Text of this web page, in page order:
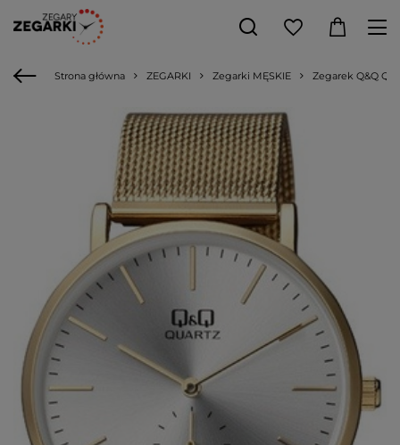
Strona główna ZEGARKI Zegarki MĘSKIE Zegarek Q&Q